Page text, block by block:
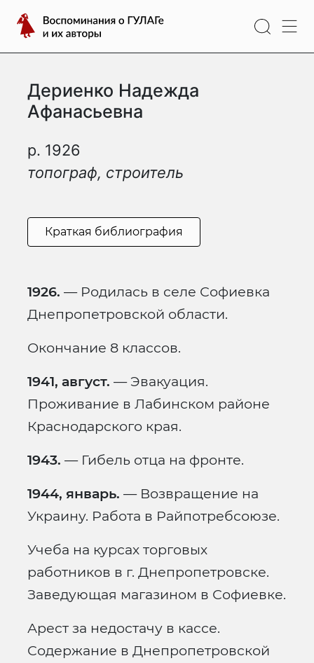
содержимому
Воспоминания
о
ГУЛАГе
авторы
Дериенко Надежда
Афанасьевна
р. 1926
топограф, строитель
Краткая библиография
1926. — Родилась в селе Софиевка
Днепропетровской области.
Окончание 8 классов.
1941, август. — Эвакуация.
Проживание в Лабинском районе
Краснодарского края.
1943. — Гибель отца на фронте.
1944, январь. — Возвращение на
Украину. Работа в Райпотребсоюзе.
Учеба на курсах торговых
работников в г. Днепропетровске.
Заведующая магазином в Софиевке.
Арест за недостачу в кассе.
Содержание в Днепропетровской